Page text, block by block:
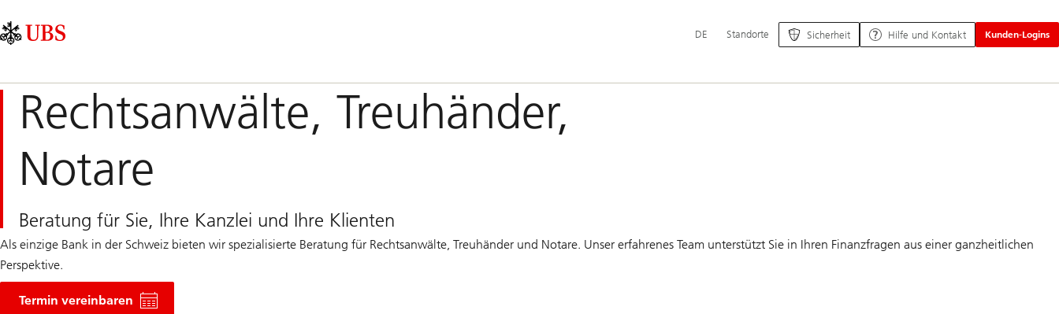
Area
Hauptnavigation
DE Standorte Sicherheit Hilfe und Kontakt Kunden-Logins
Rechtsanwälte, Treuhänder,
Notare
Beratung für Sie, Ihre Kanzlei und Ihre Klienten
Als einzige Bank in der Schweiz bieten wir spezialisierte Beratung für Rechtsanwälte, Treuhänder und Notare. Unser erfahrenes Team unterstützt Sie in Ihren Finanzfragen aus einer ganzheitlichen
Perspektive.
Termin vereinbaren